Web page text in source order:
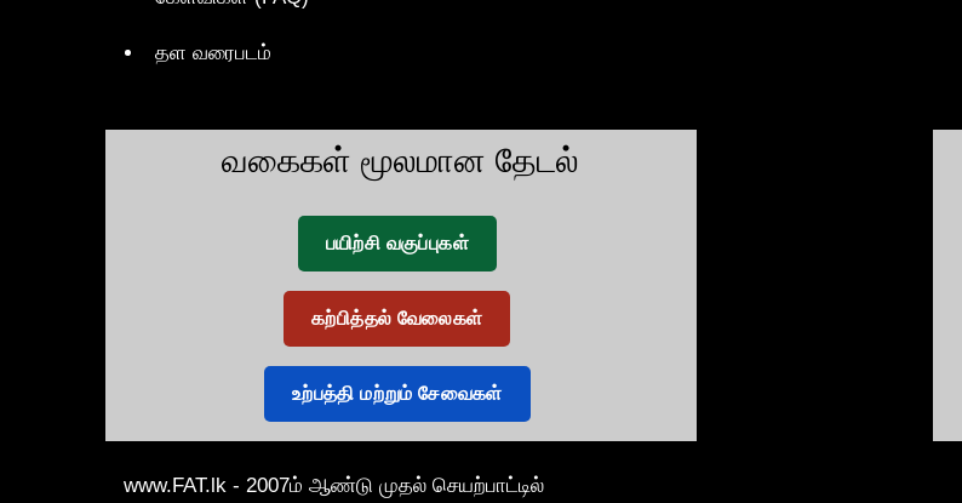
தள வரைபடம்
வகைகள் மூலமான தேடல்
பயிற்சி வகுப்புகள்
கற்பித்தல் வேலைகள்
உற்பத்தி மற்றும் சேவைகள்
www.FAT.lk - 2007ம் ஆண்டு முதல் செயற்பாட்டில்